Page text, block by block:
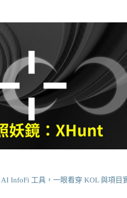
InfoFi 工具，一眼看穿 KOL 與項目